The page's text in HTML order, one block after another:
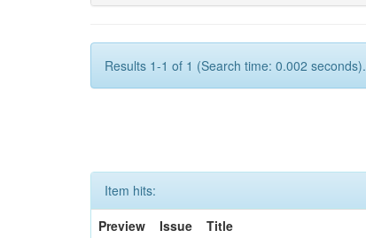
Results 1-1 of 1 (Search time: 0.002 seconds).
Item hits:
Preview
Issue
Title